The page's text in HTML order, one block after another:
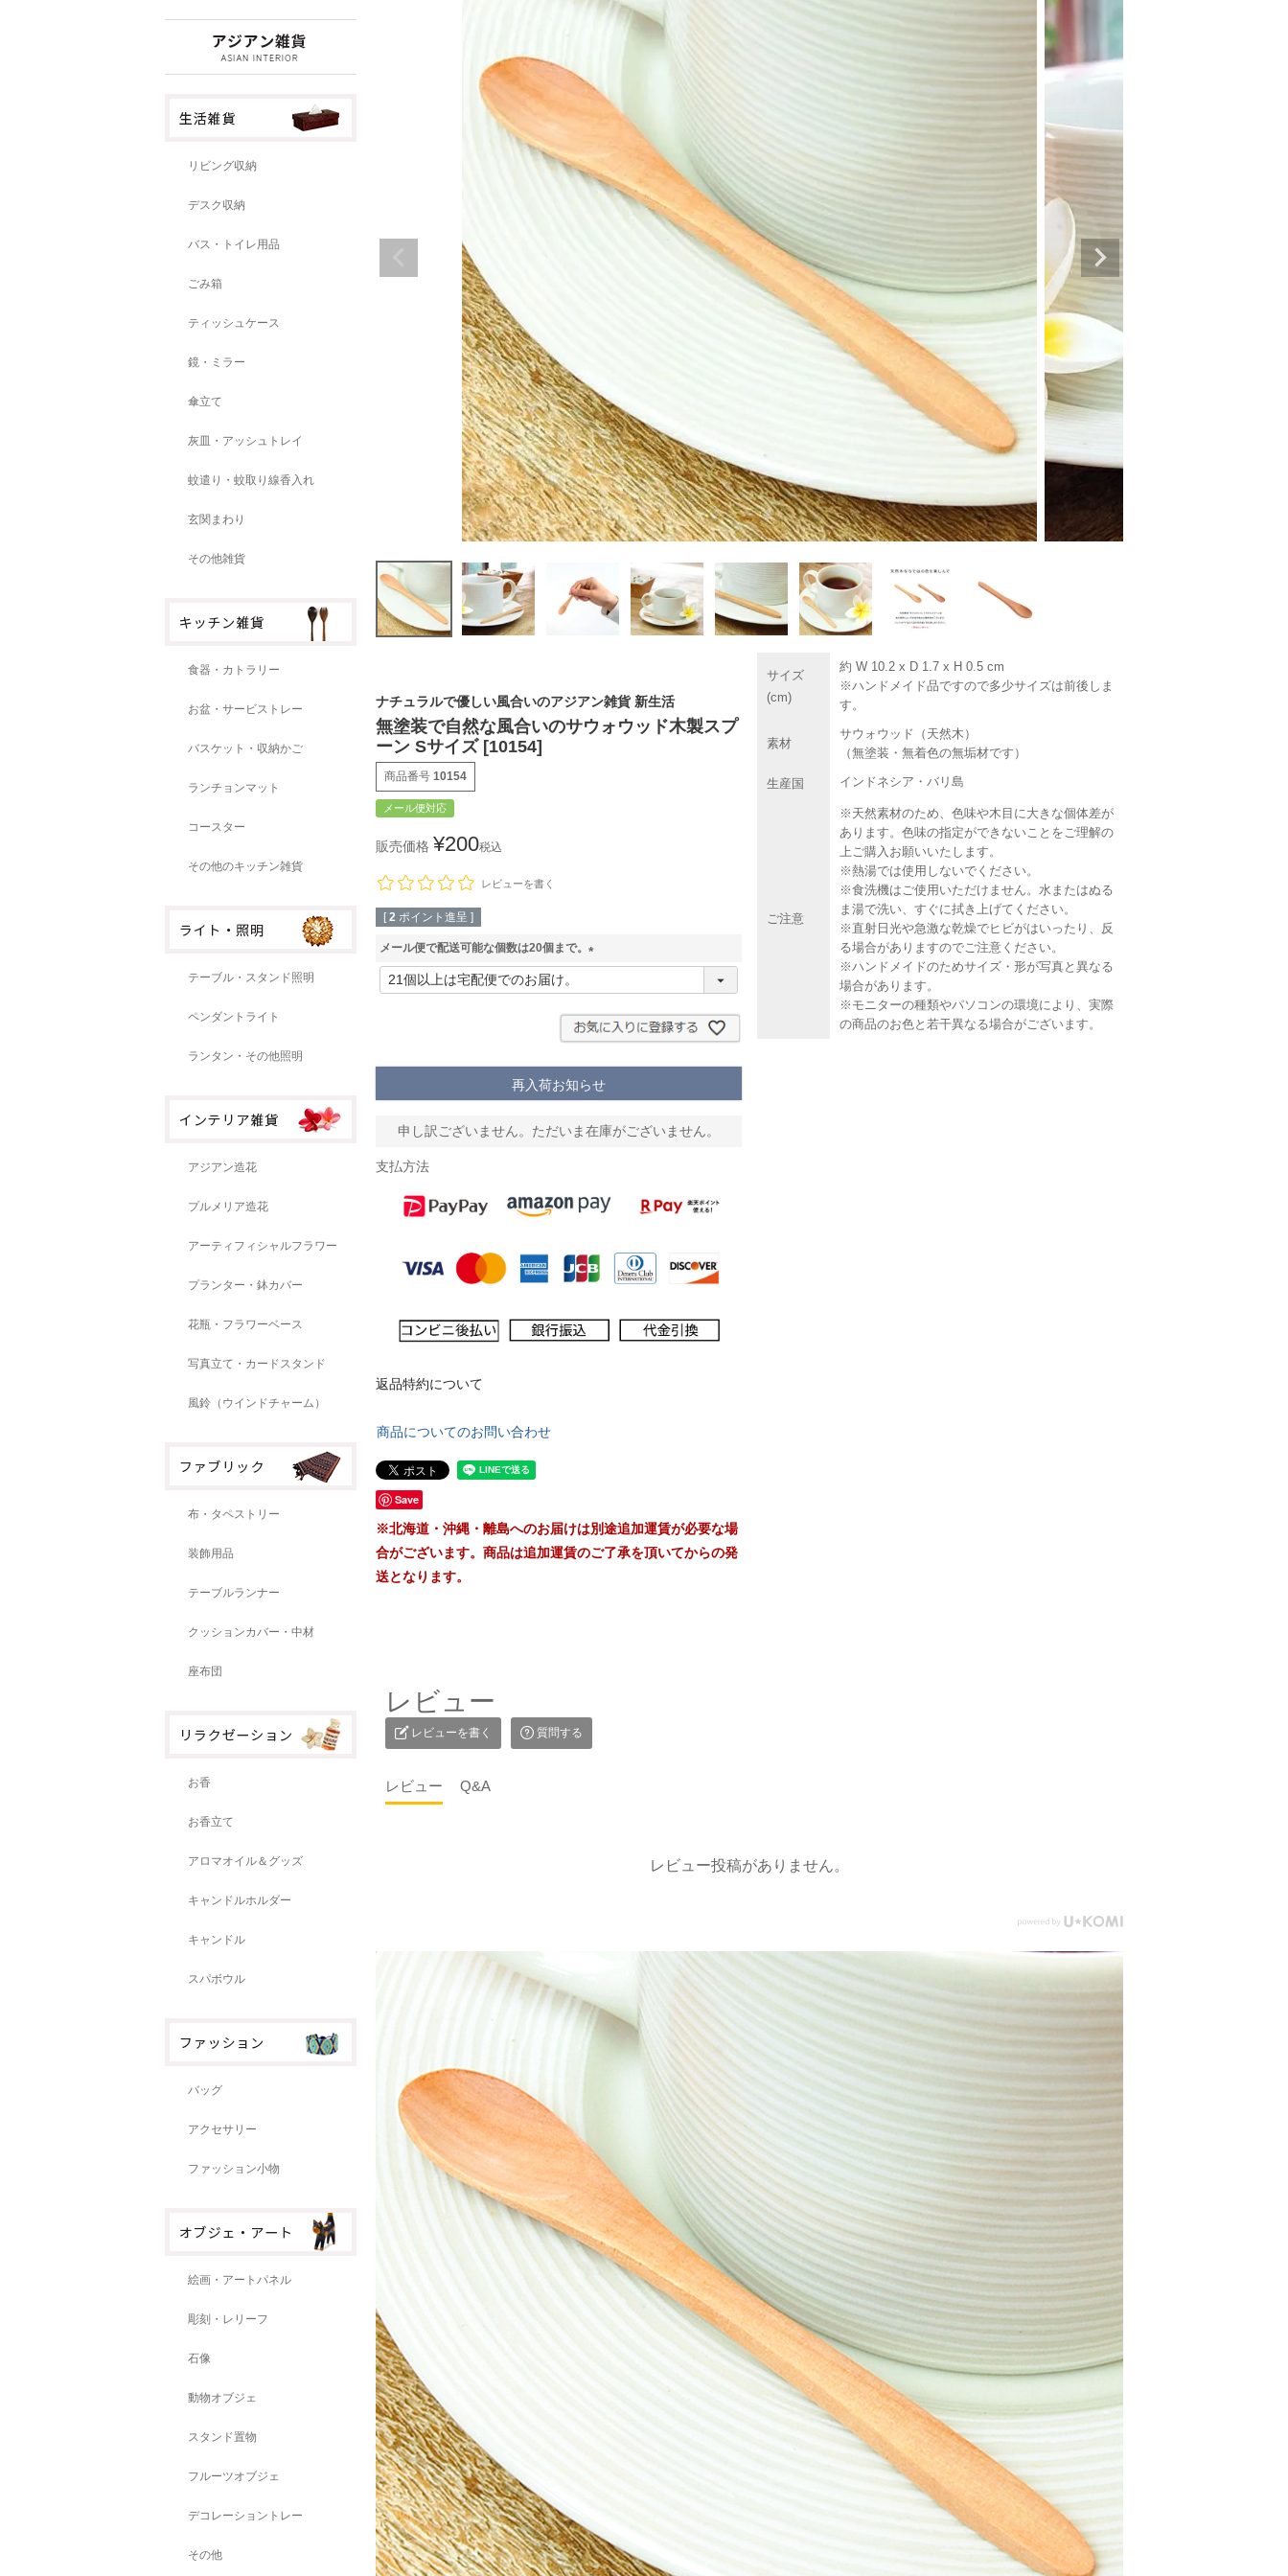
リビング収納
デスク収納
バス・トイレ用品
ごみ箱
ティッシュケース
鏡・ミラー
傘立て
灰皿・アッシュトレイ
蚊遣り・蚊取り線香入れ
玄関まわり
その他雑貨
食器・カトラリー
お盆・サービストレー
バスケット・収納かご
ランチョンマット
コースター
その他のキッチン雑貨
テーブル・スタンド照明
ペンダントライト
ランタン・その他照明
アジアン造花
プルメリア造花
アーティフィシャルフラワー
プランター・鉢カバー
花瓶・フラワーベース
写真立て・カードスタンド
風鈴（ウインドチャーム）
布・タペストリー
装飾用品
テーブルランナー
クッションカバー・中材
座布団
お香
お香立て
アロマオイル＆グッズ
キャンドルホルダー
キャンドル
スパボウル
バッグ
アクセサリー
ファッション小物
絵画・アートパネル
彫刻・レリーフ
石像
動物オブジェ
スタンド置物
フルーツオブジェ
デコレーショントレー
その他
ナチュラルで優しい風合いのアジアン雑貨 新生活
無塗装で自然な風合いのサウォウッド木製スプ
ーン Sサイズ [10154]
商品番号 10154
メール便対応
販売価格 ¥200税込
レビューを書く
[ 2 ポイント進呈 ]
メール便で配送可能な個数は20個まで。
必
須
)
再入荷お知らせ
申し訳ございません。ただいま在庫がございません。
支払方法
返品特約について
商品についてのお問い合わせ
Save
※北海道・沖縄・離島へのお届けは別途追加運賃が必要な場
合がございます。商品は追加運賃のご了承を頂いてからの発
送となります。
サイズ
(cm)
約 W 10.2 x D 1.7 x H 0.5 cm
※ハンドメイド品ですので多少サイズは前後しま
す。
素材
サウォウッド（天然木）
（無塗装・無着色の無垢材です）
生産国 インドネシア・バリ島
ご注意
※天然素材のため、色味や木目に大きな個体差が
あります。色味の指定ができないことをご理解の
上ご購入お願いいたします。
※熱湯では使用しないでください。
※食洗機はご使用いただけません。水またはぬる
ま湯で洗い、すぐに拭き上げてください。
※直射日光や急激な乾燥でヒビがはいったり、反
る場合がありますのでご注意ください。
※ハンドメイドのためサイズ・形が写真と異なる
場合があります。
※モニターの種類やパソコンの環境により、実際
の商品のお色と若干異なる場合がございます。
レビュー
レビューを書く 質問する
レビュー Q&A
レビュー投稿がありません。